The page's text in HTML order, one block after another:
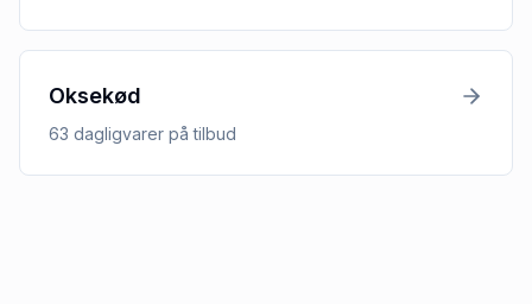
Oksekød
63 dagligvarer på tilbud